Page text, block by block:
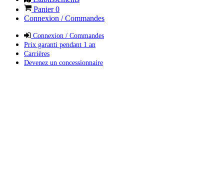
Panier0
Connexion / Commandes
Connexion / Commandes
Prix garanti pendant 1 an
Carrières
Devenez un concessionnaire